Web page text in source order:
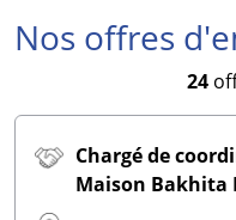
Nos offres
24
Chargé de
Maison Bakhita